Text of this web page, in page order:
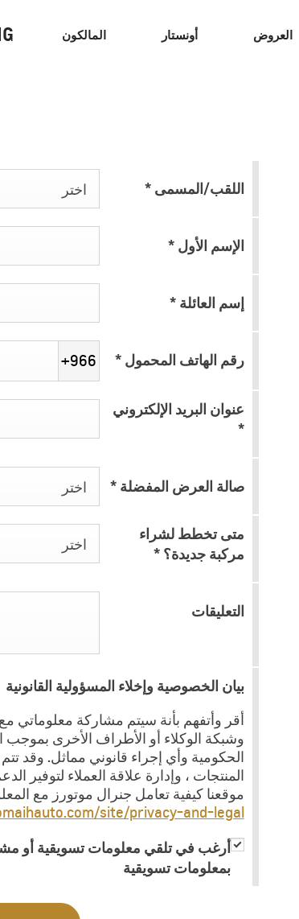
العروض أونستار المالكون
جرووف
اللقب/المسمى* اختر
الإسم الأول*
إسم العائلة*
رقم الهاتف المحمول*
+966
عنوان البريد الإلكتروني
*
صالة العرض المفضلة* اختر
متى تخطط لشراء
مركبة جديدة؟* اختر
التعليقات
بيان الخصوصية وإخلاء المسؤولية القانونية
أقر وأتفهم بأنة سيتم مشاركة معلوماتي
وشبكة الوكلاء أو الأطراف الأخرى بموجب
الحكومية وأي إجراء قانوني مماثل. وقد
المنتجات ، وإدارة علاقة العملاء لتوفير
موقعنا كيفية تعامل جنرال موتورز مع
site/privacy-and-legal/
أرغب في تلقي معلومات تسويقية أو
بمعلومات تسويقية